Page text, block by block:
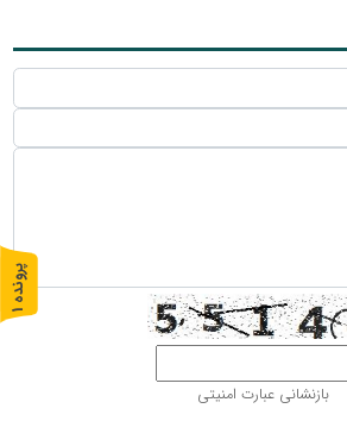
بازنشانی عبارت امنیتی
پ
ر
و
ن
د
ه
1